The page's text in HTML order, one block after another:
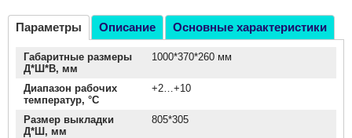
Параметры Описание Основные характеристики
Габаритные размеры
Д*Ш*В, мм
1000*370*260 мм
Диапазон рабочих
температур, °C
+2…+10
Размер выкладки
Д*Ш, мм
805*305